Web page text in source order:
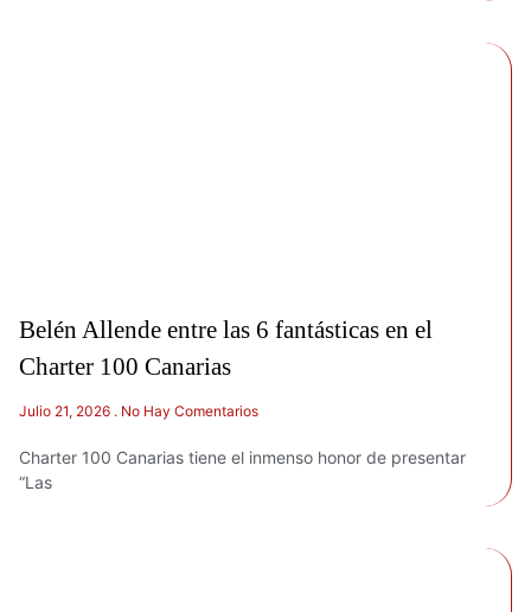
Belén Allende entre las 6 fantásticas en el
Charter 100 Canarias
Julio 21, 2026 No Hay Comentarios
Charter 100 Canarias tiene el inmenso honor de presentar
“Las